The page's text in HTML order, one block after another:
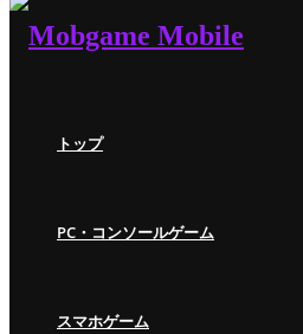
トップ
PC・コンソールゲーム
スマホゲーム